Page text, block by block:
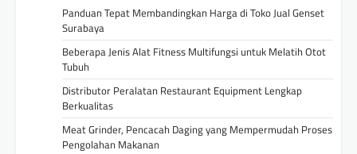
Panduan Tepat Membandingkan Harga di Toko Jual Genset
Surabaya
Beberapa Jenis Alat Fitness Multifungsi untuk Melatih Otot
Tubuh
Distributor Peralatan Restaurant Equipment Lengkap
Berkualitas
Meat Grinder, Pencacah Daging yang Mempermudah Proses
Pengolahan Makanan